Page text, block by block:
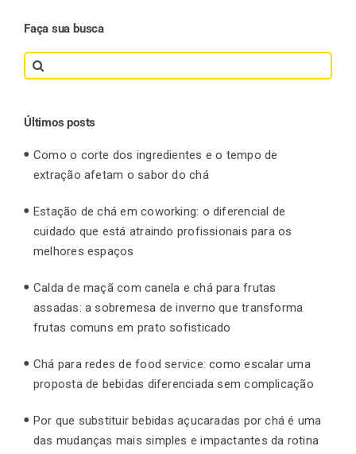
Faça sua busca
Search
for:
Últimos posts
Como o corte dos ingredientes e o tempo de
extração afetam o sabor do chá
Estação de chá em coworking: o diferencial de
cuidado que está atraindo profissionais para os
melhores espaços
Calda de maçã com canela e chá para frutas
assadas: a sobremesa de inverno que transforma
frutas comuns em prato sofisticado
Chá para redes de food service: como escalar uma
proposta de bebidas diferenciada sem complicação
Por que substituir bebidas açucaradas por chá é uma
das mudanças mais simples e impactantes da rotina